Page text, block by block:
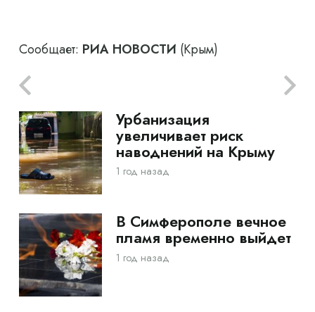
Сообщает: РИА НОВОСТИ (Крым)
Урбанизация
увеличивает риск
наводнений на Крыму
1 год назад
В Симферополе вечное
пламя временно выйдет
1 год назад